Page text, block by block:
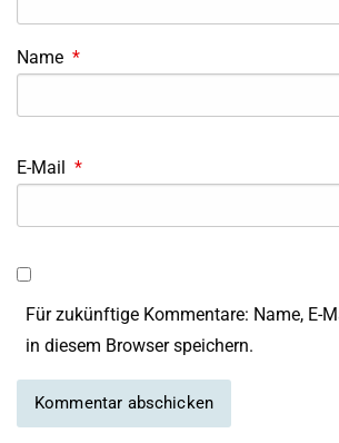
Name *
E-Mail *
Für zukünftige Kommentare: Name, E-
in diesem Browser speichern.